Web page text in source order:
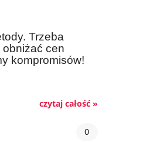
Trzeba
cen
kompromisów!
czytaj całość »
0